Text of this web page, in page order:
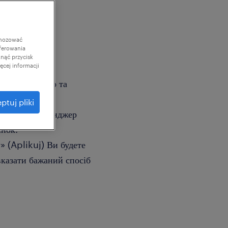
вас навчимо та
месенджер
(Aplikuj) Ви будете
бажаний спосіб
przycisk
informacji
pliki